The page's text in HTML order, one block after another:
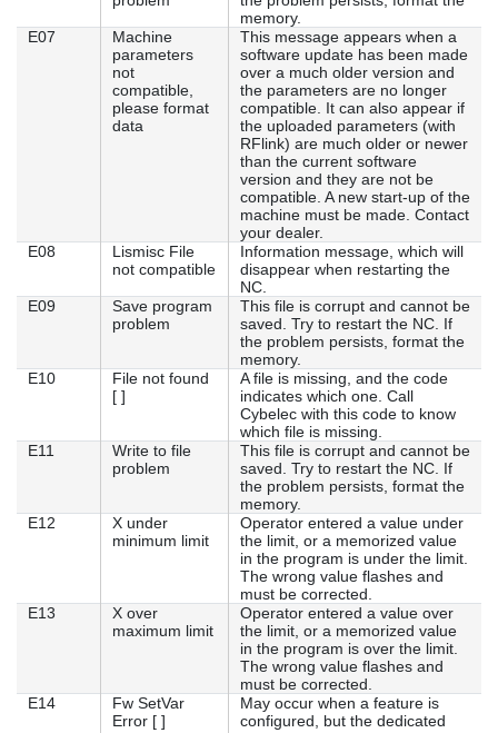
memory.
E07
Machine
parameters
not
compatible,
please format
data
This message appears when a
software update has been made
over a much older version and
the parameters are no longer
compatible. It can also appear if
the uploaded parameters (with
RFlink) are much older or newer
than the current software
version and they are not be
compatible. A new start-up of the
machine must be made. Contact
your dealer.
E08
Lismisc File
not compatible
Information message, which will
disappear when restarting the
NC.
E09
Save program
problem
This file is corrupt and cannot be
saved. Try to restart the NC. If
the problem persists, format the
memory.
E10
File not found
[ ]
A file is missing, and the code
indicates which one. Call
Cybelec with this code to know
which file is missing.
E11
Write to file
problem
This file is corrupt and cannot be
saved. Try to restart the NC. If
the problem persists, format the
memory.
E12
X under
minimum limit
Operator entered a value under
the limit, or a memorized value
in the program is under the limit.
The wrong value flashes and
must be corrected.
E13
X over
maximum limit
Operator entered a value over
the limit, or a memorized value
in the program is over the limit.
The wrong value flashes and
must be corrected.
E14
Fw SetVar
Error [ ]
May occur when a feature is
configured, but the dedicated